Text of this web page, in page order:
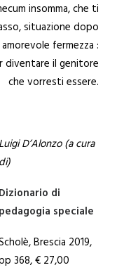
insomma, che ti
situazione dopo
fermezza :
diventare il genitore
che vorresti essere.
Luigi D’Alonzo(a cura
di)
Dizionario di
pedagogia speciale
Brescia 2019,
368, € 27,00